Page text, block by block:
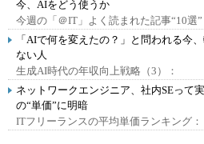
今、AIをどう使うか
今週の「＠IT」よく読まれた記事“10選”
「AIで何を変えたの？」と問われる今
ない人
生成AI時代の年収向上戦略（3）：
ネットワークエンジニア、社内SEって
の“単価”に明暗
ITフリーランスの平均単価ランキング：